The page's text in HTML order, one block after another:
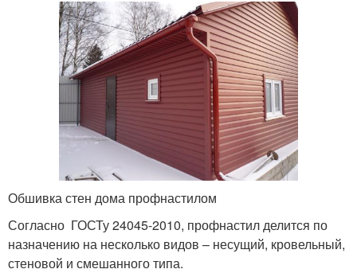
Обшивка стен дома профнастилом
Согласно ГОСТу 24045-2010, профнастил делится по
назначению на несколько видов – несущий, кровельный,
стеновой и смешанного типа.